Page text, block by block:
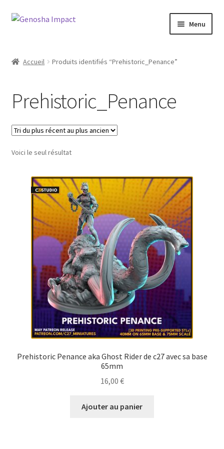
Aller
navigation
Aller
Menu
Checkout
My account
Shop
Wishlist
Accueil Produits identifiés “Prehistoric_Penance”
Prehistoric_Penance
Voici le seul résultat
Prehistoric Penance aka Ghost Rider de c27 avec sa base
65mm
16,00 €
Ajouter au panier